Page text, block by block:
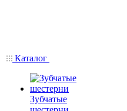
Каталог
Зубчатые